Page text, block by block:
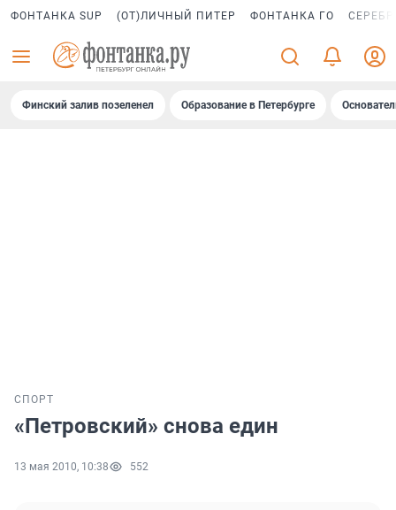
ФОНТАНКА SUP (ОТ)ЛИЧНЫЙ ПИТЕР ФОНТАНКА ГО
Финский залив позеленел Образование в Петербурге
СПОРТ
«Петровский» снова един
13 мая 2010, 10:38 552